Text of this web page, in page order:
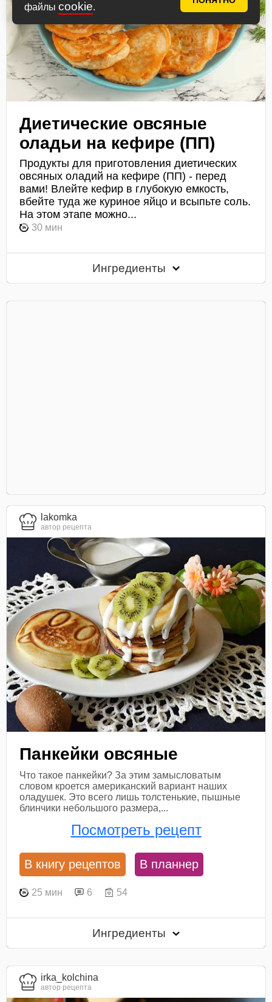
файлы cookie.
Диетические овсяные
оладьи на кефире (ПП)
Продукты для приготовления диетических
овсяных оладий на кефире (ПП) - перед
вами! Влейте кефир в глубокую емкость,
вбейте туда же куриное яйцо и всыпьте соль.
На этом этапе можно...
30 мин
Ингредиенты
lakomka
автор рецепта
Панкейки овсяные
Что такое панкейки? За этим замысловатым
словом кроется американский вариант наших
оладушек. Это всего лишь толстенькие, пышные
блинчики небольшого размера,...
Посмотреть рецепт
В книгу рецептов В планнер
25 мин 6 54
Ингредиенты
irka_kolchina
автор рецепта